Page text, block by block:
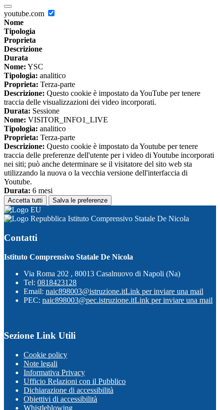
youtube.com
Nome
Tipologia
Proprieta
Descrizione
Durata
Nome: YSC
Tipologia: analitico
Proprieta: Terza-parte
Descrizione: Questo cookie è impostato da YouTube per tenere
traccia delle visualizzazioni dei video incorporati.
Durata: Sessione
Nome: VISITOR_INFO1_LIVE
Tipologia: analitico
Proprieta: Terza-parte
Descrizione: Questo cookie è impostato da Youtube per tenere
traccia delle preferenze dell'utente per i video di Youtube incorporati
nei siti; può anche determinare se il visitatore del sito web sta
utilizzando la nuova o la vecchia versione dell'interfaccia di
Youtube.
Durata: 6 mesi
Accetta tutti Salva le preferenze
Istituto Comprensivo Statale De Nicola
Contatti
Istituto Comprensivo Statale De Nicola
Via Roma 202 , 80013 Casalnuovo di Napoli (Na)
Tel: 0818423128
Email: naic898003@istruzione.itLink per inviare una mail
PEC: naic898003@pec.istruzione.itLink per inviare una mail
Sezione Link Utili
Cookie policy
Note legali
Informativa Privacy
Ufficio Relazioni con il Pubblico
Dichiarazione di accessibilità
Obiettivi di accessibilità
Whistleblowing